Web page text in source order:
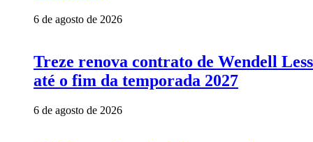
6 de agosto de 2026
Treze renova contrato de Wendell
até o fim da temporada 2027
6 de agosto de 2026